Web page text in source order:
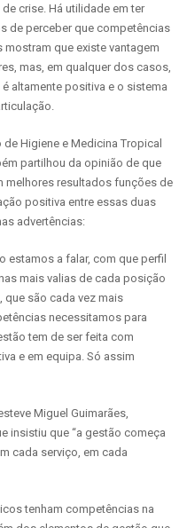
crise. Há utilidade em ter
de perceber que competências
que existe vantagem
mas, em qualquer dos casos,
altamente positiva e o sistema
Higiene e Medicina Tropical
partilhou da opinião de que
melhores resultados funções de
positiva entre essas duas
advertências:
estamos a falar, com que perfil
mais valias de cada posição
que são cada vez mais
necessitamos para
tem de ser feita com
e em equipa. Só assim
Miguel Guimarães,
insistiu que “a gestão começa
cada serviço, em cada
tenham competências na